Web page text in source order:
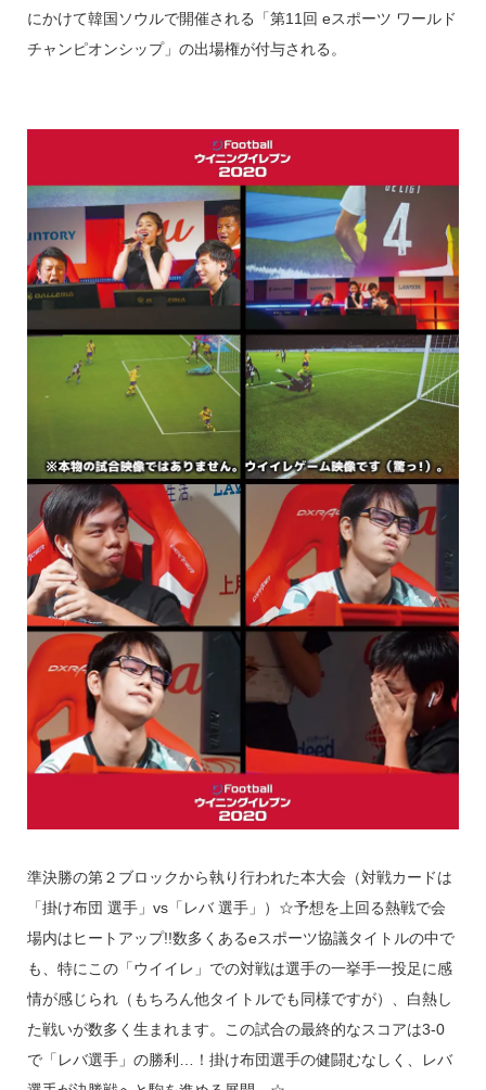
にかけて韓国ソウルで開催される「第11回 eスポーツ ワールド
チャンピオンシップ」の出場権が付与される。
準決勝の第２ブロックから執り行われた本大会（対戦カードは
「掛け布団 選手」vs「レバ 選手」）☆予想を上回る熱戦で会
場内はヒートアップ!!数多くあるeスポーツ協議タイトルの中で
も、特にこの「ウイイレ」での対戦は選手の一挙手一投足に感
情が感じられ（もちろん他タイトルでも同様ですが）、白熱し
た戦いが数多く生まれます。この試合の最終的なスコアは3-0
で「レバ選手」の勝利…！掛け布団選手の健闘むなしく、レバ